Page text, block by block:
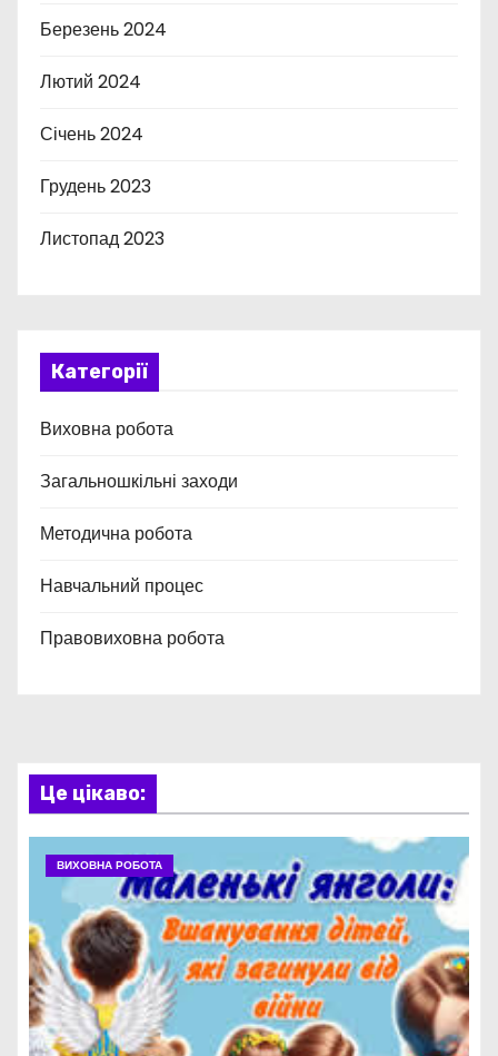
Березень 2024
Лютий 2024
Січень 2024
Грудень 2023
Листопад 2023
Категорії
Виховна робота
Загальношкільні заходи
Методична робота
Навчальний процес
Правовиховна робота
Це цікаво:
ВИХОВНА РОБОТА